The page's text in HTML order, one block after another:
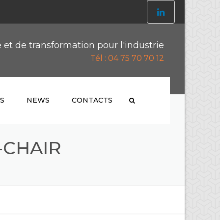
et de transformation pour l'industrie
Tél : 04 75 70 70 12
–
R&D
NEWS
PRODUITS & SERVICES
CONTACTS